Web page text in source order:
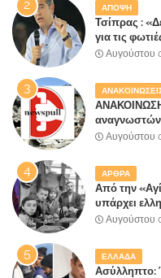
ΑΠΟΨΗ
Τσίπρας :
για τις
Μητσοτάκη
Αυγούστου
ΑΝΑΚΟΙΝΩΣΗ
αναγνωστών
Αυγούστου
ΑΡΘΡΑ
Από την
υπάρχει
κοινωνίας
Αυγούστου
ΕΛΛΑΔΑ
Ασύλληπτο: